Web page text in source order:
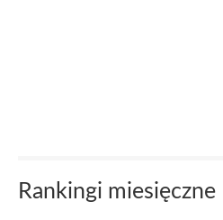
Rankingi miesięczne